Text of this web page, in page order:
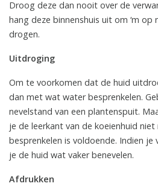
Droog deze dan nooit over de
hang deze binnenshuis uit om ‘m op
drogen.
Uitdroging
Om te voorkomen dat de huid
dan met wat water besprenkelen.
nevelstand van een plantenspuit.
je de leerkant van de koeienhuid
besprenkelen is voldoende. Indien je
je de huid wat vaker benevelen.
Afdrukken